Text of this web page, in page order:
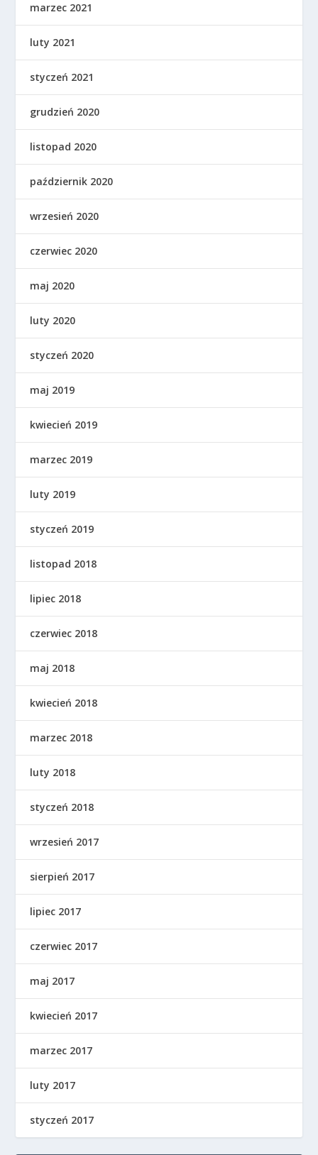
marzec 2021
luty 2021
styczeń 2021
grudzień 2020
listopad 2020
październik 2020
wrzesień 2020
czerwiec 2020
maj 2020
luty 2020
styczeń 2020
maj 2019
kwiecień 2019
marzec 2019
luty 2019
styczeń 2019
listopad 2018
lipiec 2018
czerwiec 2018
maj 2018
kwiecień 2018
marzec 2018
luty 2018
styczeń 2018
wrzesień 2017
sierpień 2017
lipiec 2017
czerwiec 2017
maj 2017
kwiecień 2017
marzec 2017
luty 2017
styczeń 2017